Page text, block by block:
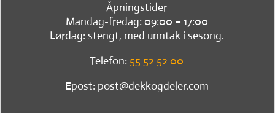
Åpningstider
Mandag-fredag: 09:00 – 17:00
Lørdag: stengt, med unntak i sesong.
Telefon: 55 52 52 00
Epost: post@dekkogdeler.com